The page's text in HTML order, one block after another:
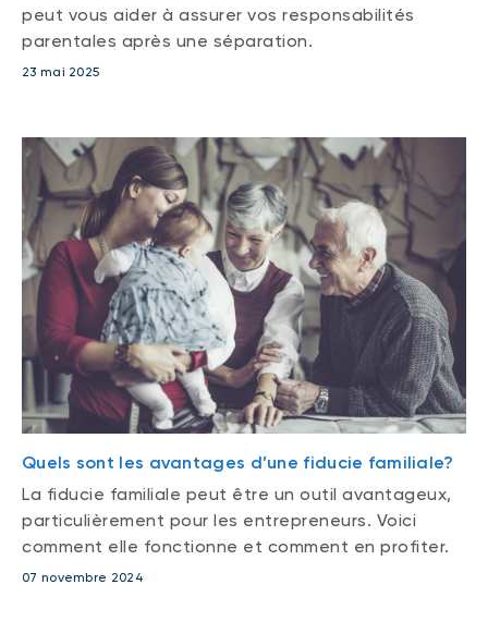
peut vous aider à assurer vos responsabilités
parentales après une séparation.
23 mai 2025
Quels sont les avantages d’une fiducie familiale?
La fiducie familiale peut être un outil avantageux,
particulièrement pour les entrepreneurs. Voici
comment elle fonctionne et comment en profiter.
07 novembre 2024